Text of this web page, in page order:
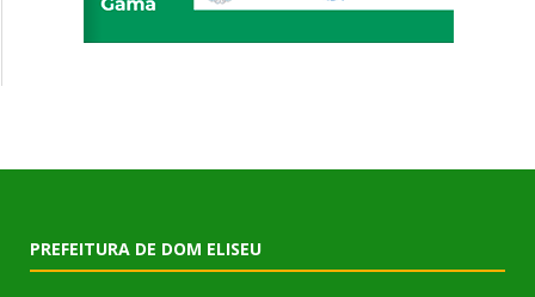
PREFEITURA DE DOM ELISEU